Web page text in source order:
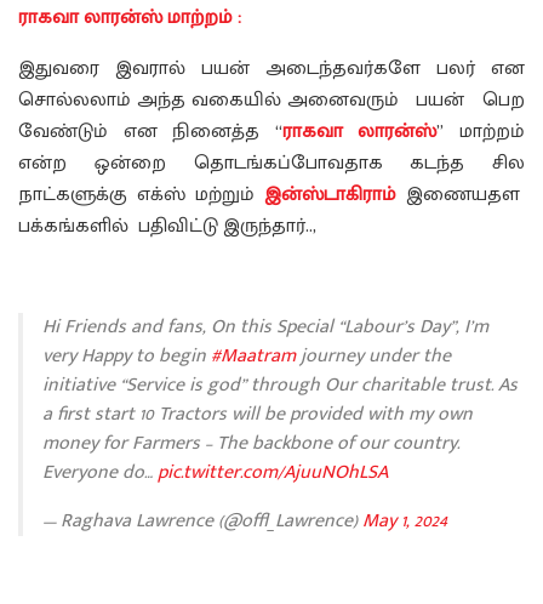
ராகவா லாரன்ஸ் மாற்றம் :
இதுவரை இவரால் பயன் அடைந்தவர்களே பலர் என
சொல்லலாம் அந்த வகையில் அனைவரும் பயன் பெற
வேண்டும் என நினைத்த “ராகவா லாரன்ஸ்” மாற்றம்
என்ற ஒன்றை தொடங்கப்போவதாக கடந்த சில
நாட்களுக்கு எக்ஸ் மற்றும் இன்ஸ்டாகிராம் இணையதள
பக்கங்களில் பதிவிட்டு இருந்தார்..,
Hi Friends and fans, On this Special “Labour’s Day”, I’m
very Happy to begin#Maatramjourney under the
initiative “Service is god” through Our charitable trust. As
a first start 10 Tractors will be provided with my own
money for Farmers – The backbone of our country.
Everyone do…pic.twitter.com/AjuuNOhLSA
— Raghava Lawrence (@offl_Lawrence)May 1, 2024